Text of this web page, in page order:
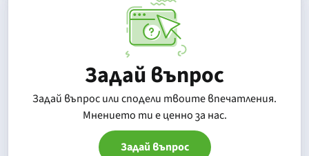
Задай въпрос
Задай въпрос или сподели твоите впечатления.
Mнението ти е ценно за нас.
Задай въпрос